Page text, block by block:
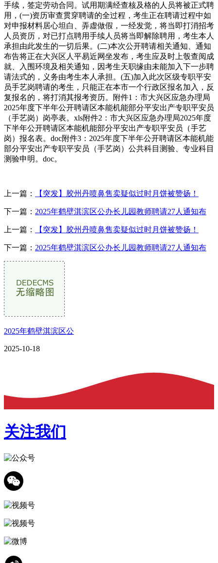
手续，签定劳动合同。试用期满经查核及格的人员将被正式聘
用，(一)资历审查贯穿聘请的全过程，考生正在聘请过程中如
对申报材料居心坦白、弄虚做假，一经发觉，将当即打消招考
人员资历，对已打点聘用手续人员将当即解除聘用，考生本人
承担由此发生的一切后果。(二)本次公开聘请相关通知、通知
布告将正在大兴区人平易近网坐发布，考生应及时上彀查阅成
就、入围环境及相关通知，因考生天职缘由未能加入下一步聘
请法式的，义务由考生本人承担。(五)加入此次区级专职平安
员手艺岗聘请的考生，只能正在本市一个行政区报名加入，反
复报名的，将打消其报考资历。附件1：市大兴区应急办理局
2025年度下半年公开聘请区本能机能部分平安出产专职平安员
（手艺岗）岗亭表。xls附件2：市大兴区应急办理局2025年度
下半年公开聘请区本能机能部分平安出产专职平安员（手艺
岗）报名表。doc附件3：2025年度下半年公开聘请区本能机能
部分平安出产专职平安员（手艺岗）公共科目测验、专业科目
测验申明。doc。
上一篇： 【突发】胶州丹喷鼻售卖疑似过时月饼被赞扬！
下一篇： 2025年鹤壁淇滨区公办长儿园教师聘请27人通知布
上一篇： 【突发】胶州丹喷鼻售卖疑似过时月饼被赞扬！
下一篇： 2025年鹤壁淇滨区公办长儿园教师聘请27人通知布
2025年鹤壁淇滨区公
2025-10-18
关注我们